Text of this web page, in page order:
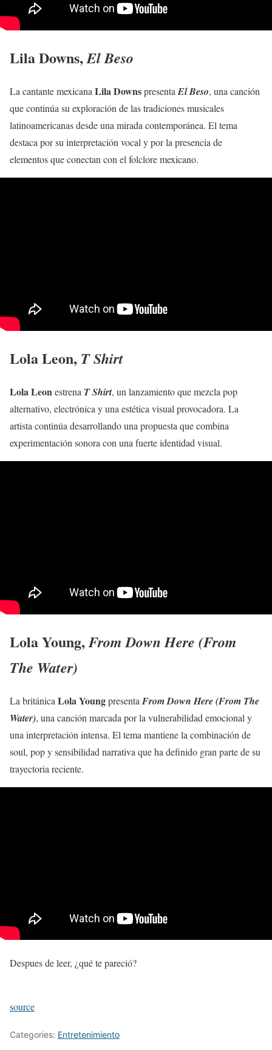
Lila Downs,El Beso
La cantante mexicanaLila DownspresentaEl Beso, una canción
que continúa su exploración de las tradiciones musicales
latinoamericanas desde una mirada contemporánea. El tema
destaca por su interpretación vocal y por la presencia de
elementos que conectan con el folclore mexicano.
Lola Leon, T Shirt
Lola Leonestrena T Shirt, un lanzamiento que mezcla pop
alternativo, electrónica y una estética visual provocadora. La
artista continúa desarrollando una propuesta que combina
experimentación sonora con una fuerte identidad visual.
Lola Young,From Down Here (From
The Water)
La británica Lola Youngpresenta From Down Here (From The
Water), una canción marcada por la vulnerabilidad emocional y
una interpretación intensa. El tema mantiene la combinación de
soul, pop y sensibilidad narrativa que ha definido gran parte de su
trayectoria reciente.
Despues de leer, ¿qué te pareció?
source
Categories: Entretenimiento